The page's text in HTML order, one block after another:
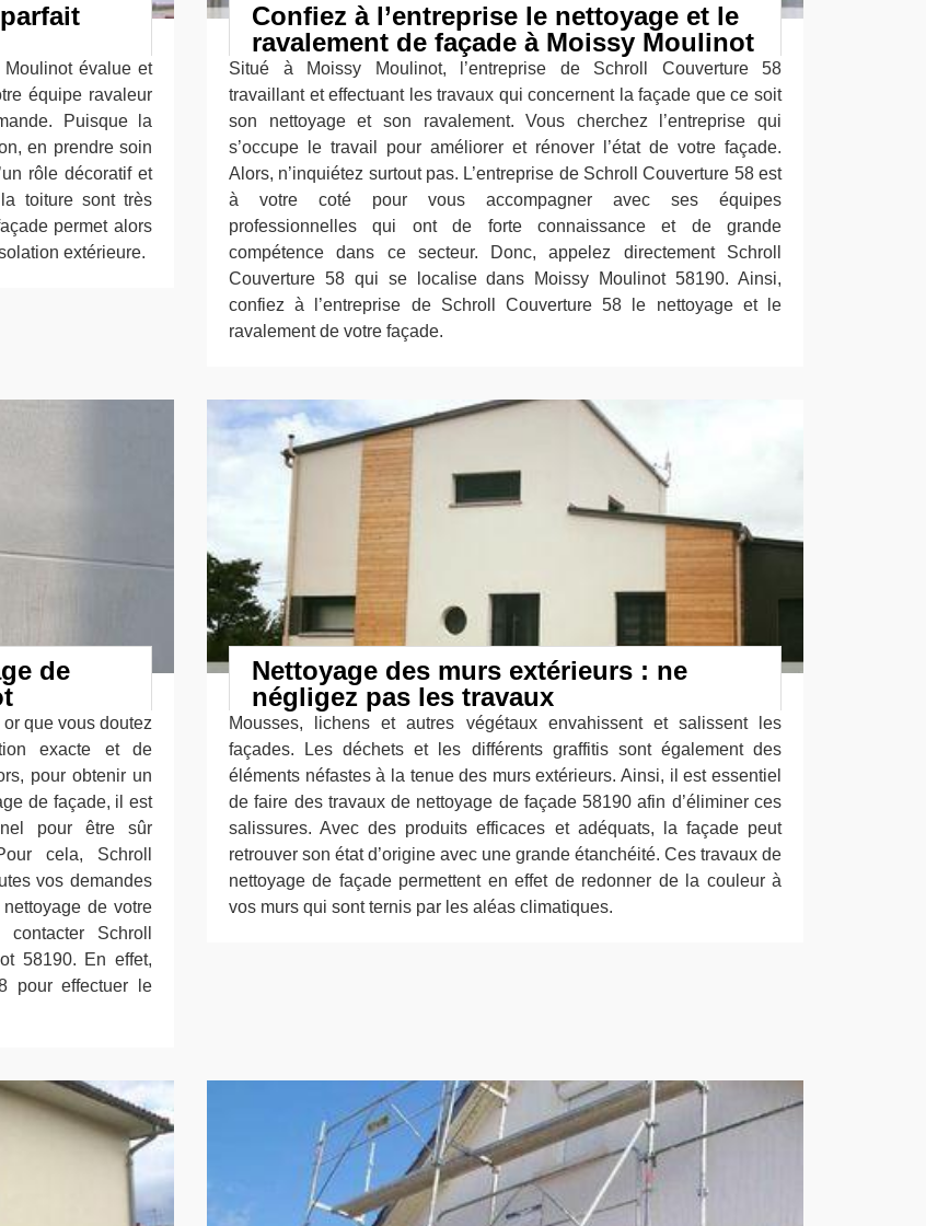
évalue et
équipe ravaleur
Puisque la
en prendre soin
rôle décoratif et
toiture sont très
permet alors
extérieure.
Confiez à l’entreprise le nettoyage et le
ravalement de façade à Moissy Moulinot
Situé à Moissy Moulinot, l’entreprise de Schroll Couverture 58
travaillant et effectuant les travaux qui concernent la façade que ce soit
son nettoyage et son ravalement. Vous cherchez l’entreprise qui
s’occupe le travail pour améliorer et rénover l’état de votre façade.
Alors, n’inquiétez surtout pas. L’entreprise de Schroll Couverture 58 est
à votre coté pour vous accompagner avec ses équipes
professionnelles qui ont de forte connaissance et de grande
compétence dans ce secteur. Donc, appelez directement Schroll
Couverture 58 qui se localise dans Moissy Moulinot 58190. Ainsi,
confiez à l’entreprise de Schroll Couverture 58 le nettoyage et le
ravalement de votre façade.
de
que vous doutez
exacte et de
pour obtenir un
de façade, il est
pour être sûr
cela, Schroll
vos demandes
de votre
Schroll
58190. En effet,
pour effectuer le
Nettoyage des murs extérieurs : ne
négligez pas les travaux
Mousses, lichens et autres végétaux envahissent et salissent les
façades. Les déchets et les différents graffitis sont également des
éléments néfastes à la tenue des murs extérieurs. Ainsi, il est essentiel
de faire des travaux de nettoyage de façade 58190 afin d’éliminer ces
salissures. Avec des produits efficaces et adéquats, la façade peut
retrouver son état d’origine avec une grande étanchéité. Ces travaux de
nettoyage de façade permettent en effet de redonner de la couleur à
vos murs qui sont ternis par les aléas climatiques.